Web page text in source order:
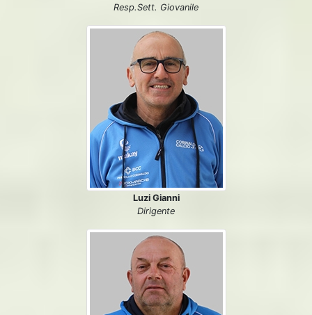
Resp.Sett. Giovanile
Luzi Gianni
Dirigente